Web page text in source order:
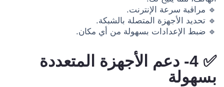
🔹 مراقبة سرعة الإنترنت.
🔹 تحديد الأجهزة المتصلة بالشبكة.
🔹 ضبط الإعدادات بسهولة من أي مكان.
✅ 4- دعم الأجهزة المتعددة
بسهولة